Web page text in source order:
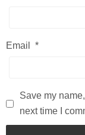
Email *
Save my
next time I